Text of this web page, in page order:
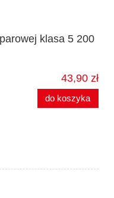
klasa 5 200
43,90 zł
do koszyka